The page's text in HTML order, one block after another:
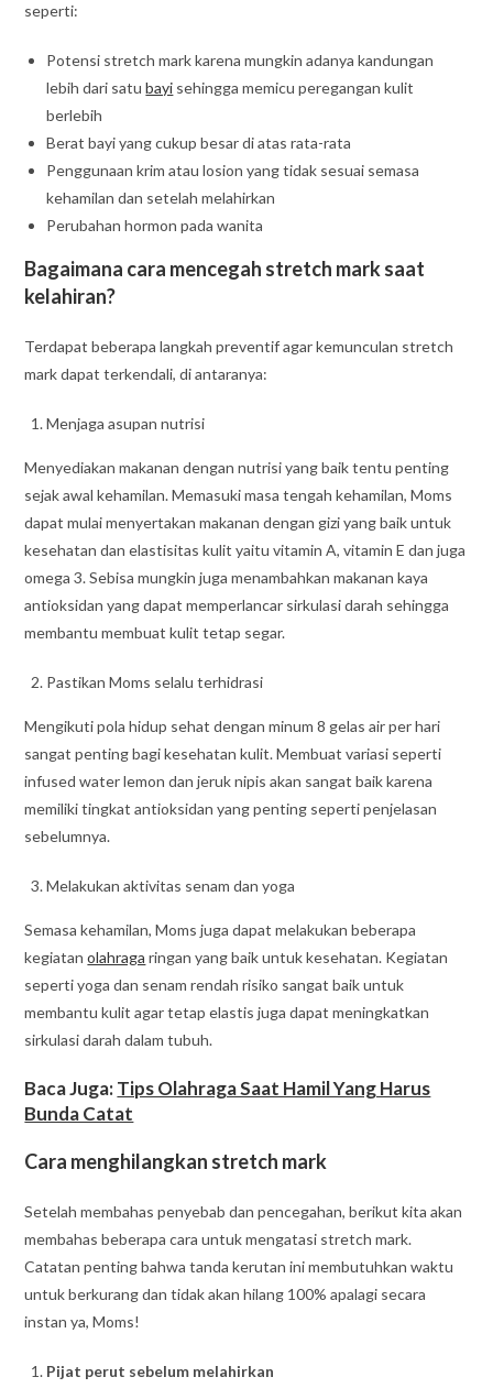
seperti:
Potensi stretch mark karena mungkin adanya kandungan
lebih dari satubayi sehingga memicu peregangan kulit
berlebih
Berat bayi yang cukup besar di atas rata-rata
Penggunaan krim atau losion yang tidak sesuai semasa
kehamilan dan setelah melahirkan
Perubahan hormon pada wanita
Bagaimana cara mencegah stretch mark saat
kelahiran?
Terdapat beberapa langkah preventif agar kemunculan stretch
mark dapat terkendali, di antaranya:
Menjaga asupan nutrisi
Menyediakan makanan dengan nutrisi yang baik tentu penting
sejak awal kehamilan. Memasuki masa tengah kehamilan, Moms
dapat mulai menyertakan makanan dengan gizi yang baik untuk
kesehatan dan elastisitas kulit yaitu vitamin A, vitamin E dan juga
omega 3. Sebisa mungkin juga menambahkan makanan kaya
antioksidan yang dapat memperlancar sirkulasi darah sehingga
membantu membuat kulit tetap segar.
Pastikan Moms selalu terhidrasi
Mengikuti pola hidup sehat dengan minum 8 gelas air per hari
sangat penting bagi kesehatan kulit. Membuat variasi seperti
infused water lemon dan jeruk nipis akan sangat baik karena
memiliki tingkat antioksidan yang penting seperti penjelasan
sebelumnya.
Melakukan aktivitas senam dan yoga
Semasa kehamilan, Moms juga dapat melakukan beberapa
kegiatanolahraga ringan yang baik untuk kesehatan. Kegiatan
seperti yoga dan senam rendah risiko sangat baik untuk
membantu kulit agar tetap elastis juga dapat meningkatkan
sirkulasi darah dalam tubuh.
Baca Juga:Tips Olahraga Saat Hamil Yang Harus
Bunda Catat
Cara menghilangkan stretch mark
Setelah membahas penyebab dan pencegahan, berikut kita akan
membahas beberapa cara untuk mengatasi stretch mark.
Catatan penting bahwa tanda kerutan ini membutuhkan waktu
untuk berkurang dan tidak akan hilang 100% apalagi secara
instan ya, Moms!
Pijat perut sebelum melahirkan